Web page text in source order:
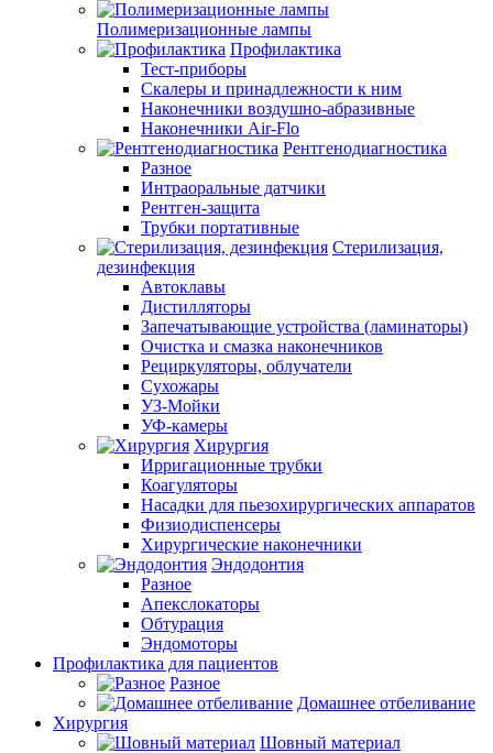
Полимеризационные лампы
Профилактика
Тест-приборы
Скалеры и принадлежности к ним
Наконечники воздушно-абразивные
Наконечники Air-Flo
Рентгенодиагностика
Разное
Интраоральные датчики
Рентген-защита
Трубки портативные
Стерилизация,
дезинфекция
Автоклавы
Дистилляторы
Запечатывающие устройства (ламинаторы)
Очистка и смазка наконечников
Рециркуляторы, облучатели
Сухожары
УЗ-Мойки
УФ-камеры
Хирургия
Ирригационные трубки
Коагуляторы
Насадки для пьезохирургических аппаратов
Физиодиспенсеры
Хирургические наконечники
Эндодонтия
Разное
Апекслокаторы
Обтурация
Эндомоторы
Профилактика для пациентов
Разное
Домашнее отбеливание
Хирургия
Шовный материал